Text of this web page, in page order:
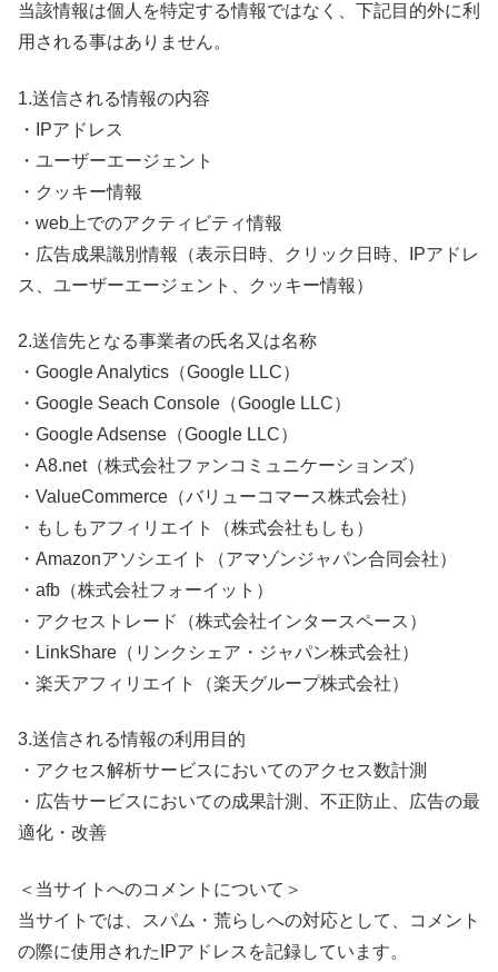
当該情報は個人を特定する情報ではなく、下記目的外に利
用される事はありません。
1.送信される情報の内容
・IPアドレス
・ユーザーエージェント
・クッキー情報
・web上でのアクティビティ情報
・広告成果識別情報（表示日時、クリック日時、IPアドレ
ス、ユーザーエージェント、クッキー情報）
2.送信先となる事業者の氏名又は名称
・Google Analytics（Google LLC）
・Google Seach Console（Google LLC）
・Google Adsense（Google LLC）
・A8.net（株式会社ファンコミュニケーションズ）
・ValueCommerce（バリューコマース株式会社）
・もしもアフィリエイト（株式会社もしも）
・Amazonアソシエイト（アマゾンジャパン合同会社）
・afb（株式会社フォーイット）
・アクセストレード（株式会社インタースペース）
・LinkShare（リンクシェア・ジャパン株式会社）
・楽天アフィリエイト（楽天グループ株式会社）
3.送信される情報の利用目的
・アクセス解析サービスにおいてのアクセス数計測
・広告サービスにおいての成果計測、不正防止、広告の最
適化・改善
＜当サイトへのコメントについて＞
当サイトでは、スパム・荒らしへの対応として、コメント
の際に使用されたIPアドレスを記録しています。